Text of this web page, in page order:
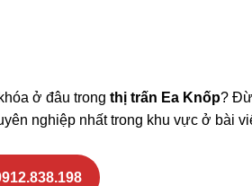
ở đâu trong thị trấn Ea Knốp?
nghiệp nhất trong khu vực ở bài